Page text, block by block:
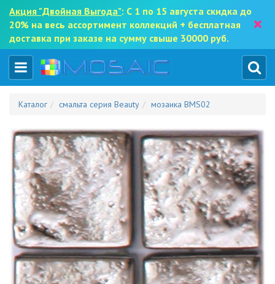
Акция "Двойная Выгода": С 1 по 15 августа скидка до
20% на весь ассортимент коллекций + бесплатная
доставка при заказе на сумму свыше 30000 руб.
×
Каталог смальта серия Beauty мозаика BMS02